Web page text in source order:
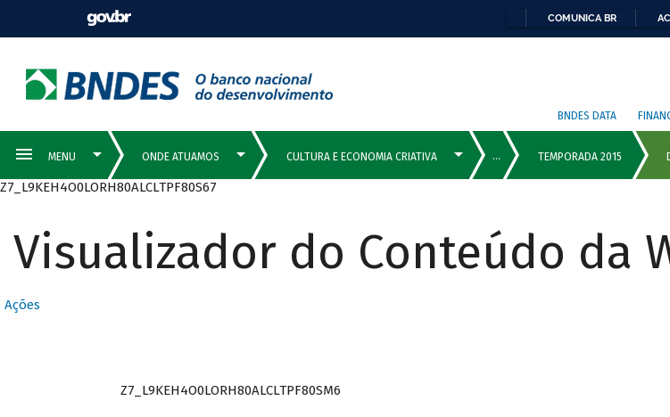
COMUNICA BR
BNDES DATA
Z7_L9KEH4O0LORH80ALCLTPF80S67
Visualizador do Conteúdo da
Ações
Z7_L9KEH4O0LORH80ALCLTPF80SM6